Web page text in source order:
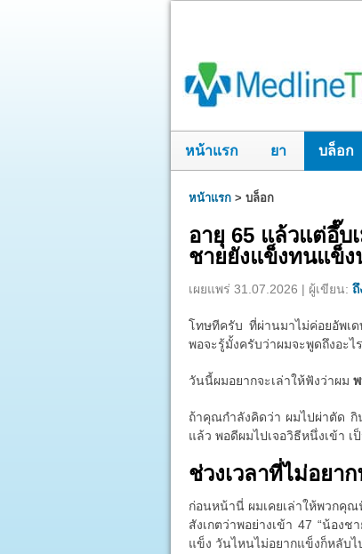
หน้าแรก ยา บล็อก
หน้าแรก > บล็อก
อายุ 65 แล้วแต่อึ๊บ
ชายยังแข็งทนแข็ง
เผยแพร่ 31.07.2026 | ผู้เขียน: ถึ
โทษทีครับ ที่ผ่านมาไม่ค่อยอัพเด
พอจะรู้มั้งครับว่าผมจะพูดถึงอะไร
วันนี้ผมอยากจะเล่าให้ฟังว่าผม
ถ้าคุณกำลังคิดว่า ผมไปผ่าตัด
แล้ว พอดีผมไปเจอวิธีหนึ่งเข้า
ช่วงเวลาที่ไม่อยา
ก่อนหน้านี่ ผมเคยเล่าให้พวกคุณ
สังเกตว่าพอย่างเข้า 47 “น้อง
แข็ง วันไหนไม่อยากแข็งก็หลับไ